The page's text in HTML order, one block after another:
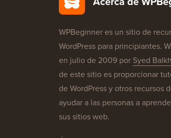
WPBeginner es un sitio de
WordPress para principiantes.
en julio de 2009 por Syed
de este sitio es proporcionar
de WordPress y otros recursos
ayudar a las personas a
sus sitios web.